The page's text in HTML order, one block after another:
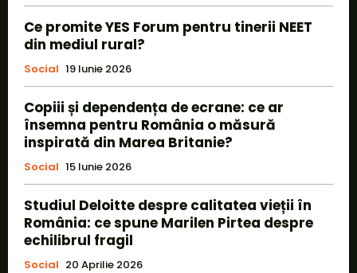
Ce promite YES Forum pentru tinerii NEET
din mediul rural?
Social 19 Iunie 2026
Copiii și dependența de ecrane: ce ar
însemna pentru România o măsură
inspirată din Marea Britanie?
Social 15 Iunie 2026
Studiul Deloitte despre calitatea vieții în
România: ce spune Marilen Pirtea despre
echilibrul fragil
Social 20 Aprilie 2026